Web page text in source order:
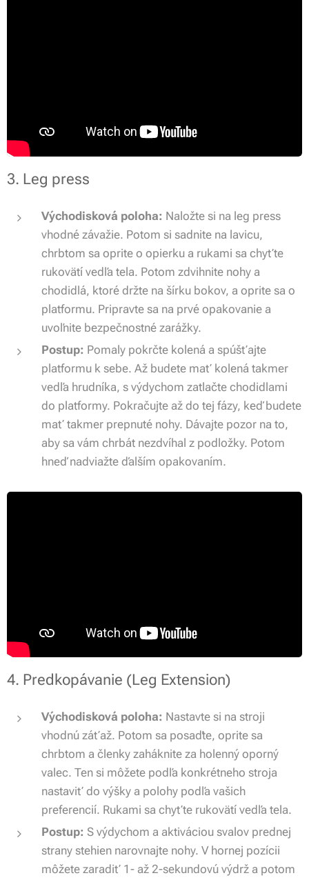
3. Leg press
Východisková poloha: Naložte si na leg press
vhodné závažie. Potom si sadnite na lavicu,
chrbtom sa oprite o opierku a rukami sa chyťte
rukovätí vedľa tela. Potom zdvihnite nohy a
chodidlá, ktoré držte na šírku bokov, a oprite sa o
platformu. Pripravte sa na prvé opakovanie a
uvoľnite bezpečnostné zarážky.
Postup: Pomaly pokrčte kolená a spúšťajte
platformu k sebe. Až budete mať kolená takmer
vedľa hrudníka, s výdychom zatlačte chodidlami
do platformy. Pokračujte až do tej fázy, keď budete
mať takmer prepnuté nohy. Dávajte pozor na to,
aby sa vám chrbát nezdvíhal z podložky. Potom
hneď nadviažte ďalším opakovaním.
4. Predkopávanie (Leg Extension)
Východisková poloha: Nastavte si na stroji
vhodnú záťaž. Potom sa posaďte, oprite sa
chrbtom a členky zaháknite za holenný oporný
valec. Ten si môžete podľa konkrétneho stroja
nastaviť do výšky a polohy podľa vašich
preferencií. Rukami sa chyťte rukovätí vedľa tela.
Postup: S výdychom a aktiváciou svalov prednej
strany stehien narovnajte nohy. V hornej pozícii
môžete zaradiť 1- až 2-sekundovú výdrž a potom